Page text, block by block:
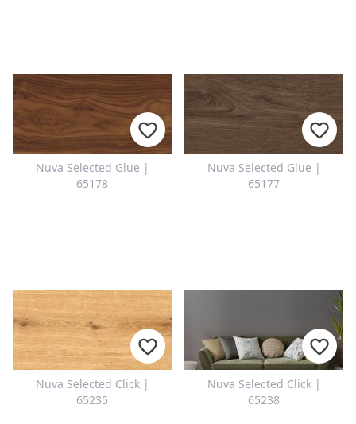
Nuva Selected Glue |
65178
Nuva Selected Glue |
65177
Nuva Selected Click |
65235
Nuva Selected Click |
65238